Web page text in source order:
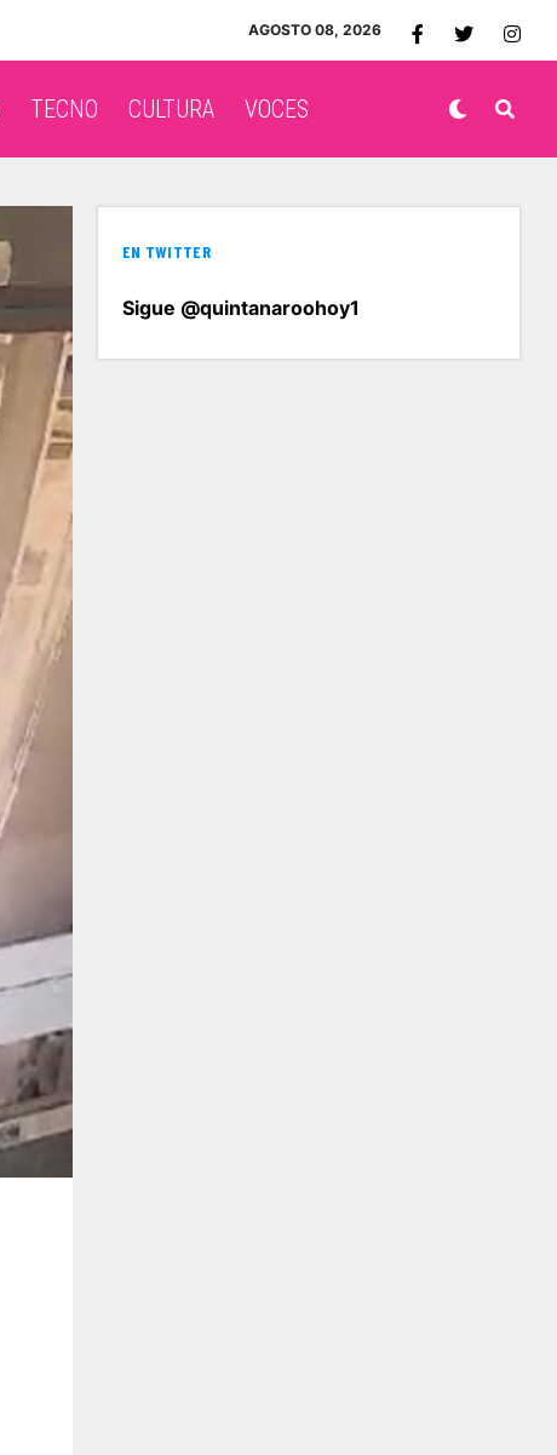
AGOSTO 08, 2026
TECNO CULTURA VOCES
EN TWITTER
Sigue @quintanaroohoy1